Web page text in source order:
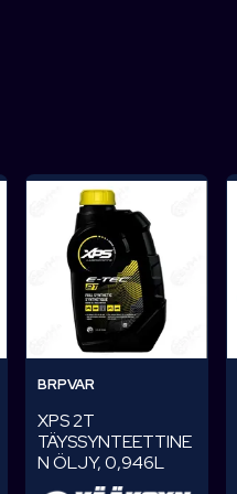
BRPVAR
XPS 2T
TÄYSSYNTEETTINE
N ÖLJY, 0,946L